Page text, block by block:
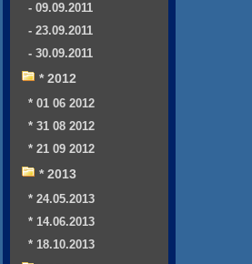
- 09.09.2011
- 23.09.2011
- 30.09.2011
* 2012
* 01 06 2012
* 31 08 2012
* 21 09 2012
* 2013
* 24.05.2013
* 14.06.2013
* 18.10.2013